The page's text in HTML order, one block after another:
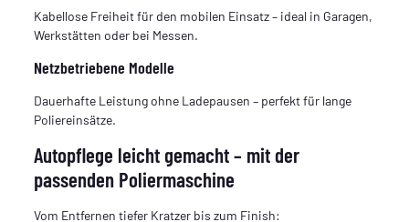
Kabellose Freiheit für den mobilen Einsatz – ideal in Garagen,
Werkstätten oder bei Messen.
Netzbetriebene Modelle
Dauerhafte Leistung ohne Ladepausen – perfekt für lange
Poliereinsätze.
Autopflege leicht gemacht – mit der
passenden Poliermaschine
Vom Entfernen tiefer Kratzer bis zum Finish: